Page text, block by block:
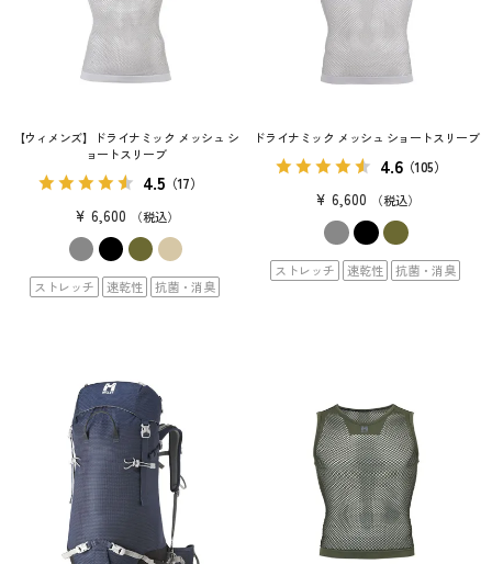
【ウィメンズ】ドライナミック メッシュ シ
ョートスリーブ
4.5 （17）
¥ 6,600 税込
ストレッチ 速乾性 抗菌・消臭
ドライナミック メッシュ ショートスリーブ
4.6（105）
¥ 6,600 税込
ストレッチ 速乾性 抗菌・消臭